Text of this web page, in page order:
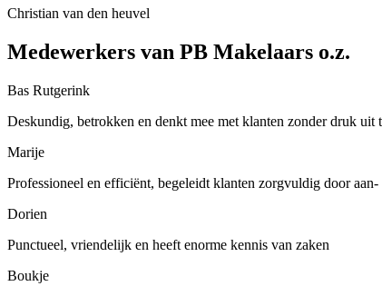
Christian van den heuvel
Medewerkers van PB Makelaars o.z.
Bas Rutgerink
Deskundig, betrokken en denkt mee met klanten zonder druk uit
Marije
Professioneel en efficiënt, begeleidt klanten zorgvuldig door aan-
Dorien
Punctueel, vriendelijk en heeft enorme kennis van zaken
Boukje